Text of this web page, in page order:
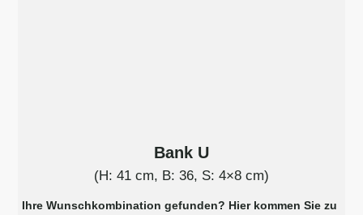
Bank U
(H: 41 cm, B: 36, S: 4×8 cm)
Ihre Wunschkombination gefunden? Hier kommen Sie zu